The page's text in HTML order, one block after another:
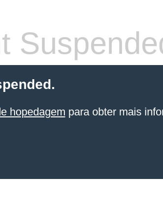
hopedagem para obter mais